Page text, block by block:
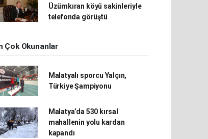
Üzümkıran köyü sakinleriyle
telefonda görüştü
Çok Okunanlar
Malatyalı sporcu Yalçın,
Türkiye Şampiyonu
Malatya’da 530 kırsal
mahallenin yolu kardan
kapandı